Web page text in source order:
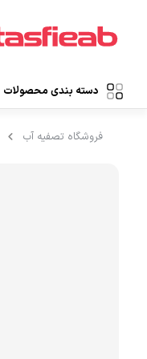
دسته بندی محصولات
دستگاه تصفیه آب
فروشگاه تصفیه آب